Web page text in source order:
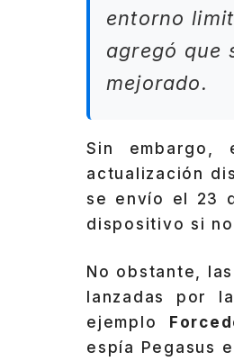
entorno
agregó que
mejorado.
Sin embargo,
actualización
se envío el 23
dispositivo si
No obstante,
lanzadas por
ejemplo
espía Pegasus